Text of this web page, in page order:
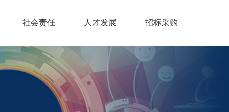
社会责任 人才发展 招标采购